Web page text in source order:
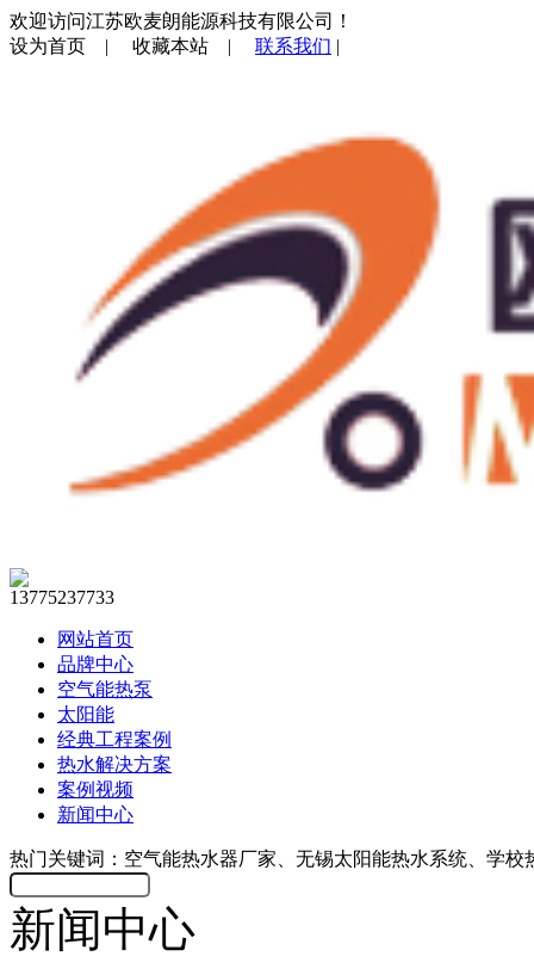
欢迎访问江苏欧麦朗能源科技有限公司！
设为首页 | 收藏本站 | 联系我们 |
13775237733
网站首页
品牌中心
空气能热泵
太阳能
经典工程案例
热水解决方案
案例视频
新闻中心
热门关键词：空气能热水器厂家、无锡太阳能热水系统、学校
新闻中心